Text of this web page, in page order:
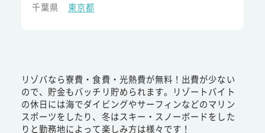
千葉県
東京都
リゾバなら寮費・食費・光熱費が無料！出費が少ない
ので、貯金もバッチリ貯められます。リゾートバイト
の休日には海でダイビングやサーフィンなどのマリン
スポーツをしたり、冬はスキー・スノーボードをした
りと勤務地によって楽しみ方は様々です！